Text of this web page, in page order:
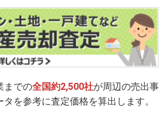
までの全国約2,500社が周辺の売出事
を参考に査定価格を算出します。